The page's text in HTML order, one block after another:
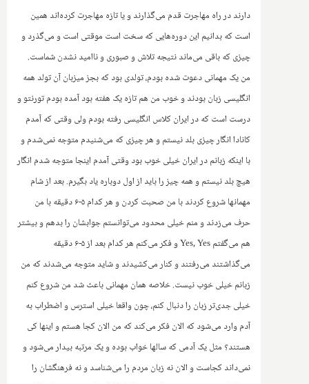
دارند در راه مهاجرت قدم می‌گذارند و یا تازه مهاجرت کرده‌اند همین
است که بدانیم این دوره‌هایی که سخت است موقتی است و می‌گذرد و
چیزی که باقی می‌ماند نتیجه تلاش و صبوری و ناامید نشدن شماست.
‌من یک مهمانی دعوت شده بودم، تولدی بود که بجز میزبان آن تولد همه
انگلیسی زبان بودند و خوب من‌ هم تازه یک هفته بود آمده بودم تورنتو و
درست است که در ایران کلاس انگلیسی رفته بودم ولی وقتی که آمدم
کانادا انگار چیزی بلد نیستم و هر چیزی که می‌شنیدم متوجه نمی‌شدم و
با اینکه زبانم در ایران خیلی خوب بود وقتی آمدم اینجا متوجه شدم انگار
هیچ بلد نیستم و همه چیز را باید از اول دوباره یاد بگیرم. ‌بعد از شام
مهمانها شروع کردند با من صحبت کردن و هر کدام ۵-۶ دقیقه با من
حرف می‌زدند و منم خیلی محدود می‌توانستم جوابشان را بدهم و بیشتر
هم می‌گفتمYes, Yes
و فکر می‌کنم هر کدام بعد از ۵-۶ دقیقه
می‌گذاشتند می‌رفتند و کنار می‌کشیدند و شاید متوجه می‌شدند که من
زبانم خیلی خوب نیست. خلاصه همان مهمانی باعث شد من شروع کنم
خیلی جدی‌تر زبان را دنبال کنم، چون واقعا خیلی استرس و‌ اضطراب به
آدم وارد می‌شود که الان فکر می‌کند که من الان کجا هستم و اینها کی
هستند؟ مثل یک آدمی که سالها خواب بوده و یک مرتبه بیدار می‌‌شود و
نمی‌داند کجاست و الان نه زبان مردم را می‌شناسد و نه فرهنگشان را